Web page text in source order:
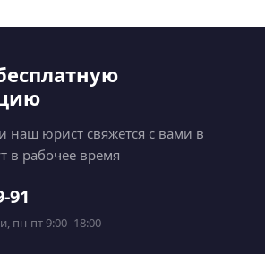
наш юрист свяжется с вами в
в рабочее время
91
пн-пт 9:00–18:00